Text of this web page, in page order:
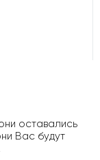
оставались
Вас будут